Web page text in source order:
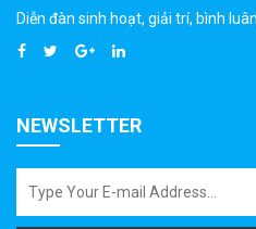
Diễn đàn sinh hoạt, giải trí, bình
NEWSLETTER